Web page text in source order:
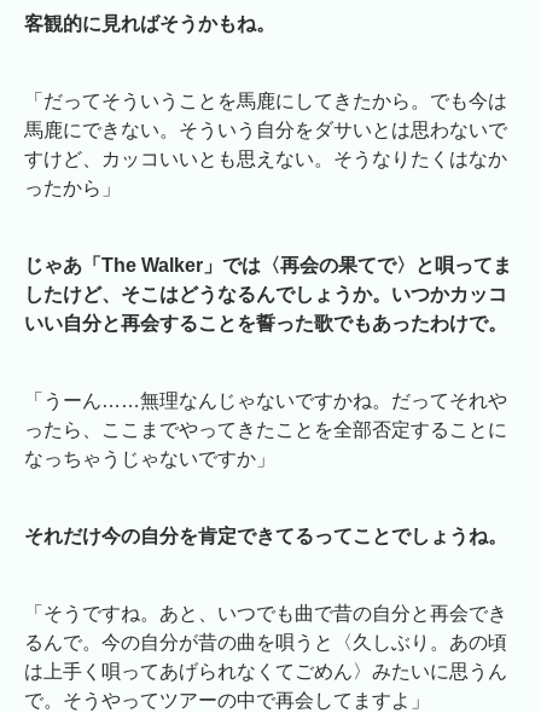
客観的に見ればそうかもね。
「だってそういうことを馬鹿にしてきたから。でも今は
馬鹿にできない。そういう自分をダサいとは思わないで
すけど、カッコいいとも思えない。そうなりたくはなか
ったから」
じゃあ「The Walker」では〈再会の果てで〉と唄ってま
したけど、そこはどうなるんでしょうか。いつかカッコ
いい自分と再会することを誓った歌でもあったわけで。
「うーん……無理なんじゃないですかね。だってそれや
ったら、ここまでやってきたことを全部否定することに
なっちゃうじゃないですか」
それだけ今の自分を肯定できてるってことでしょうね。
「そうですね。あと、いつでも曲で昔の自分と再会でき
るんで。今の自分が昔の曲を唄うと〈久しぶり。あの頃
は上手く唄ってあげられなくてごめん〉みたいに思うん
で。そうやってツアーの中で再会してますよ」